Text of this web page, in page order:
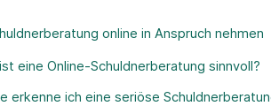
online in Anspruch nehmen
eine Online-Schuldnerberatung sinnvoll?
erkenne ich eine seriöse